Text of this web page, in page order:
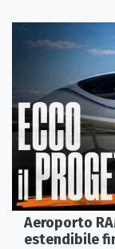
Aeroporto
estendibile